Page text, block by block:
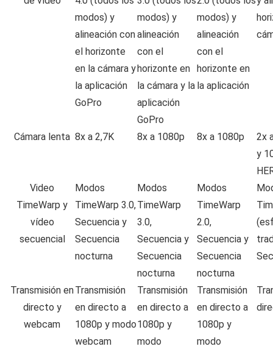
modos) y
alineación con
el horizonte
en la cámara y
la aplicación
GoPro
modos) y
alineación
con el
horizonte en
la cámara y la
aplicación
GoPro
modos) y
alineación
con el
horizonte en
la aplicación
Cámara lenta 8x a 2,7K 8x a 1080p 8x a 1080p
2x
y
Video
TimeWarp y
vídeo
secuencial
Modos
TimeWarp 3.0,
Secuencia y
Secuencia
nocturna
Modos
TimeWarp
3.0,
Secuencia y
Secuencia
nocturna
Modos
TimeWarp
2.0,
Secuencia y
Secuencia
nocturna
Transmisión en
directo y
webcam
Transmisión
en directo a
1080p y modo
webcam
Transmisión
en directo a
1080p y
modo
Transmisión
en directo a
1080p y
modo